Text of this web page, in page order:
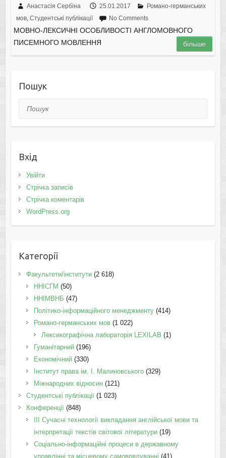
Анастасія Сербіна 25.01.2017
Романо-германських
мов, Студентські публікації No Comments
МОВНО-ЛЕКСИЧНІ ОСОБЛИВОСТІ АНГЛОМОВНОГО
ПИСЕМНОГО МОВЛЕННЯ
більше
Пошук
Пошук
Вхід
Увійти
Стрічка записів
Стрічка коментарів
WordPress.org
Категорії
Факультети/інститути(2 618)
ННІСГМ (50)
ННІМВНБ (47)
Політико-інформаційного менеджменту(414)
Романо-германських мов(1 022)
Лексикографічна лабораторія LEXILAB (1)
Гуманітарний(196)
Економічний(330)
Інститут права ім. І. Малиновського(329)
Міжнародних відносин(121)
Студентські публікації(1 023)
Конференції(848)
III Сучасні технології викладання англійської мови та
інтерпретації текстів світової літератури(19)
Соціально-інформаційні процеси в державному
управлінні та місцевому самоврядуванні (41)